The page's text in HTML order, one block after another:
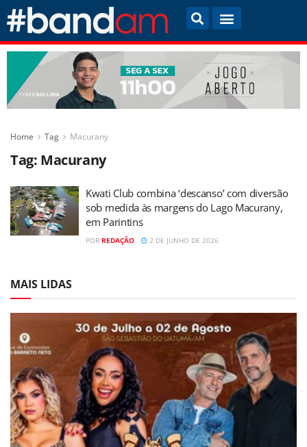
Home Tag Macurany
Tag: Macurany
Kwati Club combina ‘descanso’ com diversão
sob medida às margens do Lago Macurany,
em Parintins
POR REDAÇÃO 2 DE JUNHO DE 2026
MAIS LIDAS